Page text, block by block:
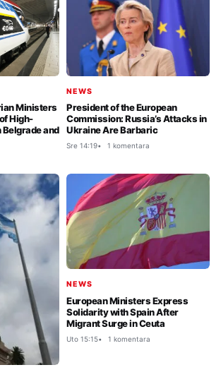
Ministers
High-
Belgrade and
NEWS
President of the European
Commission: Russia’s Attacks in
Ukraine Are Barbaric
Sre 14:19 1 komentara
NEWS
European Ministers Express
Solidarity with Spain After
Migrant Surge in Ceuta
Uto 15:15 1 komentara